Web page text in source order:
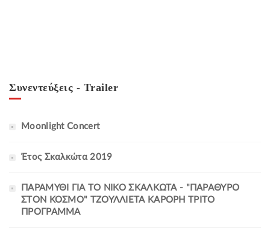
Συνεντεύξεις - Trailer
Moonlight Concert
Έτος Σκαλκώτα 2019
ΠΑΡΑΜΥΘΙ ΓΙΑ ΤΟ ΝΙΚΟ ΣΚΑΛΚΩΤΑ - "ΠΑΡΑΘΥΡΟ
ΣΤΟΝ ΚΟΣΜΟ" ΤΖΟΥΛΛΙΕΤΑ ΚΑΡΟΡΗ ΤΡΙΤΟ
ΠΡΟΓΡΑΜΜΑ